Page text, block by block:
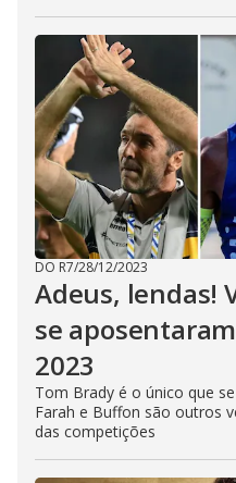
DO R7/28/12/2023
Adeus, lendas!
se
2023
Tom Brady é o único que
Farah e Buffon são outros
das competições